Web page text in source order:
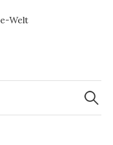
Suchen
nach: